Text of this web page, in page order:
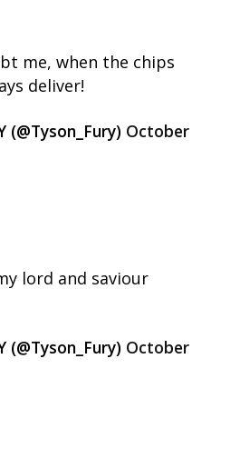
me, when the chips
deliver!
(@Tyson_Fury) October
lord and saviour
(@Tyson_Fury) October